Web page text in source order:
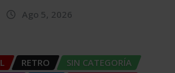
Ago 5, 2026
RETRO
SIN CATEGORÍA